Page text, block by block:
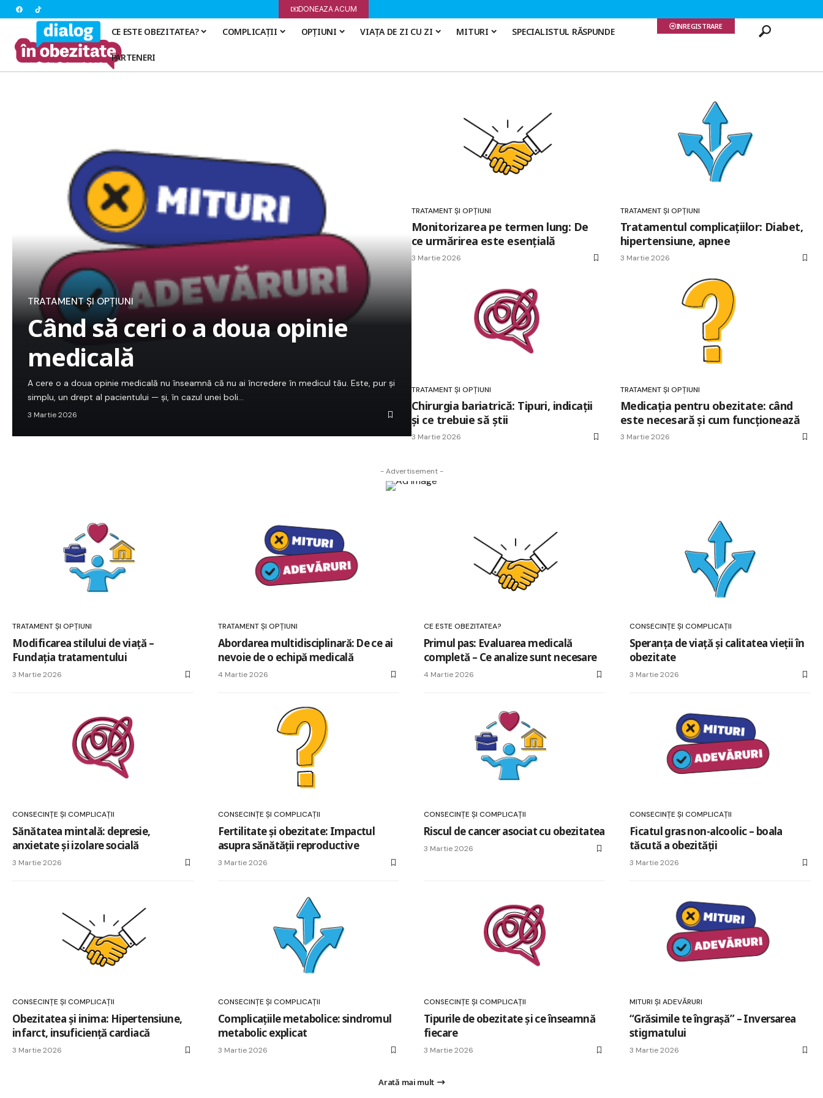
DONEAZA ACUM
CE ESTE OBEZITATEA? COMPLICAȚII OPȚIUNI VIAȚA DE ZI CU ZI MITURI SPECIALISTUL RĂSPUNDE
PARTENERI
INREGISTRARE
TRATAMENT ȘI OPȚIUNI
Când să ceri o a doua opinie
medicală
A cere o a doua opinie medicală nu înseamnă că nu ai încredere în medicul tău. Este, pur și
simplu, un drept al pacientului — și, în cazul unei boli…
3 Martie 2026
TRATAMENT ȘI OPȚIUNI
Monitorizarea pe termen lung: De
ce urmărirea este esențială
3 Martie 2026
TRATAMENT ȘI OPȚIUNI
Tratamentul complicațiilor: Diabet,
hipertensiune, apnee
3 Martie 2026
TRATAMENT ȘI OPȚIUNI
Chirurgia bariatrică: Tipuri, indicații
și ce trebuie să știi
3 Martie 2026
TRATAMENT ȘI OPȚIUNI
Medicația pentru obezitate: când
este necesară și cum funcționează
3 Martie 2026
- Advertisement -
TRATAMENT ȘI OPȚIUNI
Modificarea stilului de viață –
Fundația tratamentului
3 Martie 2026
TRATAMENT ȘI OPȚIUNI
Abordarea multidisciplinară: De ce ai
nevoie de o echipă medicală
4 Martie 2026
CE ESTE OBEZITATEA?
Primul pas: Evaluarea medicală
completă – Ce analize sunt necesare
4 Martie 2026
CONSECINȚE ȘI COMPLICAȚII
Speranța de viață și calitatea vieții în
obezitate
3 Martie 2026
CONSECINȚE ȘI COMPLICAȚII
Sănătatea mintală: depresie,
anxietate și izolare socială
3 Martie 2026
CONSECINȚE ȘI COMPLICAȚII
Fertilitate și obezitate: Impactul
asupra sănătății reproductive
3 Martie 2026
CONSECINȚE ȘI COMPLICAȚII
Riscul de cancer asociat cu obezitatea
3 Martie 2026
CONSECINȚE ȘI COMPLICAȚII
Ficatul gras non-alcoolic – boala
tăcută a obezității
3 Martie 2026
CONSECINȚE ȘI COMPLICAȚII
Obezitatea și inima: Hipertensiune,
infarct, insuficiență cardiacă
3 Martie 2026
CONSECINȚE ȘI COMPLICAȚII
Complicațiile metabolice: sindromul
metabolic explicat
3 Martie 2026
CONSECINȚE ȘI COMPLICAȚII
Tipurile de obezitate și ce înseamnă
fiecare
3 Martie 2026
MITURI ȘI ADEVĂRURI
“Grăsimile te îngrașă” – Inversarea
stigmatului
3 Martie 2026
Arată mai mult